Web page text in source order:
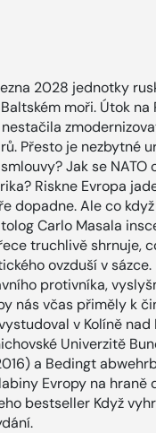
2028 jednotky
moři. Útok
Přesto je nezbytné
Jak se
Riskne Evropa
dopadne. Ale co
Carlo Masala
truchlivě shrnuje,
ovzduší v
protivníka,
nás včas přiměly k
v Kolíně
Univerzitě
a Bedingt
Evropy na
bestseller Když